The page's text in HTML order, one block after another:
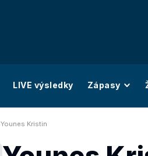
LIVE výsledky Zápasy
Younes Kristin